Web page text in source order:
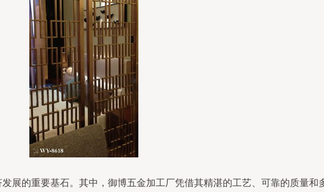
展的重要基石。其中，御博五金加工厂凭借其精湛的工艺、可靠的质量和